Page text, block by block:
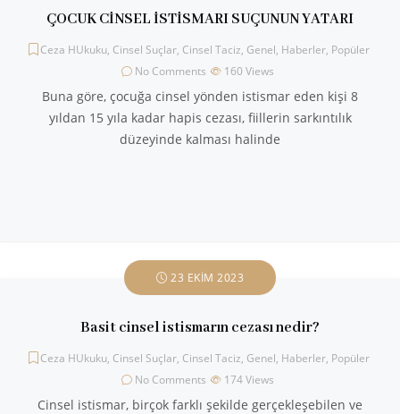
ÇOCUK CİNSEL İSTİSMARI SUÇUNUN YATARI
Ceza HUkuku, Cinsel Suçlar, Cinsel Taciz, Genel, Haberler, Popüler
No Comments
160 Views
Buna göre, çocuğa cinsel yönden istismar eden kişi 8
yıldan 15 yıla kadar hapis cezası, fiillerin sarkıntılık
düzeyinde kalması halinde
23 EKIM 2023
Basit cinsel istismarın cezası nedir?
Ceza HUkuku, Cinsel Suçlar, Cinsel Taciz, Genel, Haberler, Popüler
No Comments
174Views
Cinsel istismar, birçok farklı şekilde gerçekleşebilen ve